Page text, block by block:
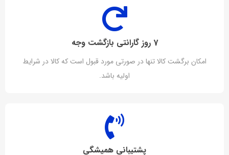
7 روز گارانتی بازگشت وجه
امکان برگشت کالا تنها در صورتی مورد قبول است که کالا در شرایط
اولیه باشد.
پشتیبانی همیشگی